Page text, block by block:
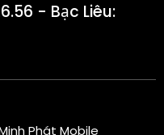
- Bạc Liêu:
Phát Mobile